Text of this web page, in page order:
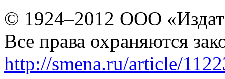
© 1924–2012 ООО
Все права охраняются
http://smena.ru/article/